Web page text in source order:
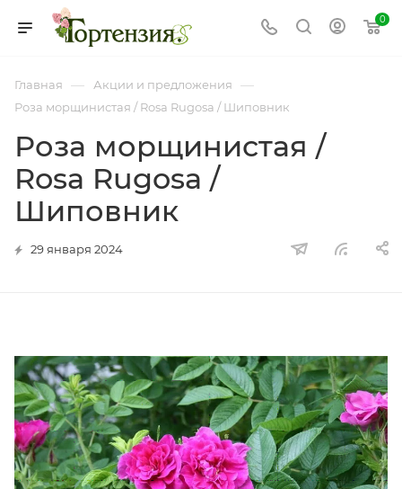
0
Главная — Акции и предложения —
Роза морщинистая / Rosa Rugosa / Шиповник
Роза морщинистая /
Rosa Rugosa /
Шиповник
29 января 2024